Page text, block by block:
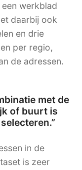
werkblad
daarbij ook
en drie
per regio,
de adressen.
met de
of buurt is
in de
is zeer